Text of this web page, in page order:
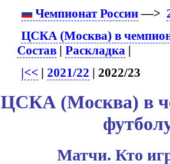
Чемпионат России—>
ЦСКА (Москва) в
Состав |Раскладка |
|<< | 2021/22 | 2022/23
ЦСКА (Москва) в
Матчи. Кто